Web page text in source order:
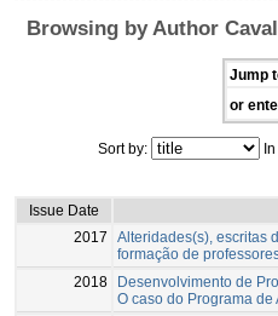
Browsing by Author
Jump
or
Sort by:
Issue Date
2017
Alteridades(s), escritas
formação de
2018
Desenvolvimento de
O caso do Programa